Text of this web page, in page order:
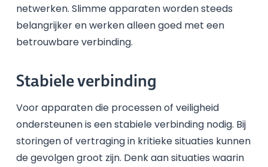
netwerken. Slimme apparaten worden steeds
belangrijker en werken alleen goed met een
betrouwbare verbinding.
Stabiele verbinding
Voor apparaten die processen of veiligheid
ondersteunen is een stabiele verbinding nodig. Bij
storingen of vertraging in kritieke situaties kunnen
de gevolgen groot zijn. Denk aan situaties waarin